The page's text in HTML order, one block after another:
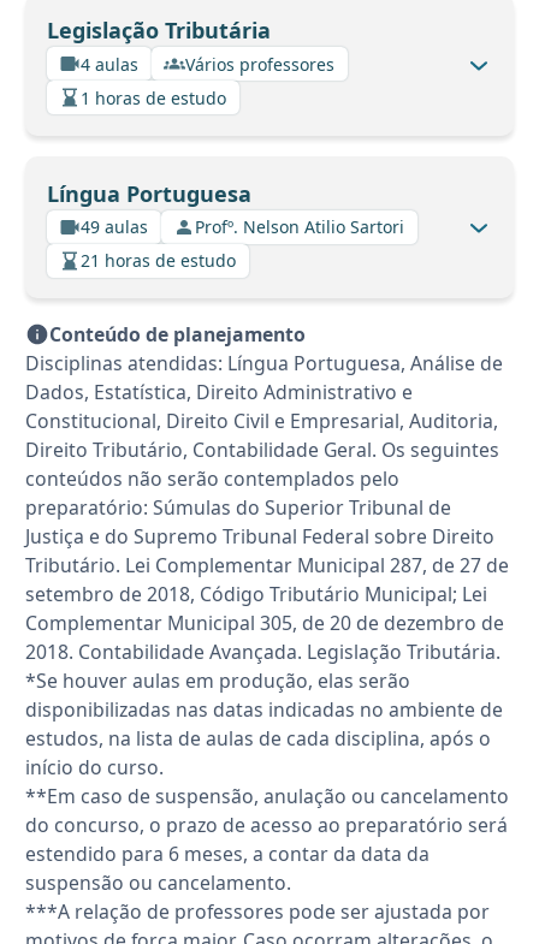
Legislação Tributária
4 aulas
Vários professores
1 horas de estudo
Língua Portuguesa
49 aulas
Profº. Nelson Atilio Sartori
21 horas de estudo
Conteúdo de planejamento
Disciplinas atendidas: Língua Portuguesa, Análise de
Dados, Estatística, Direito Administrativo e
Constitucional, Direito Civil e Empresarial, Auditoria,
Direito Tributário, Contabilidade Geral. Os seguintes
conteúdos não serão contemplados pelo
preparatório: Súmulas do Superior Tribunal de
Justiça e do Supremo Tribunal Federal sobre Direito
Tributário. Lei Complementar Municipal 287, de 27 de
setembro de 2018, Código Tributário Municipal; Lei
Complementar Municipal 305, de 20 de dezembro de
2018. Contabilidade Avançada. Legislação Tributária.
*Se houver aulas em produção, elas serão
disponibilizadas nas datas indicadas no ambiente de
estudos, na lista de aulas de cada disciplina, após o
início do curso.
**Em caso de suspensão, anulação ou cancelamento
do concurso, o prazo de acesso ao preparatório será
estendido para 6 meses, a contar da data da
suspensão ou cancelamento.
***A relação de professores pode ser ajustada por